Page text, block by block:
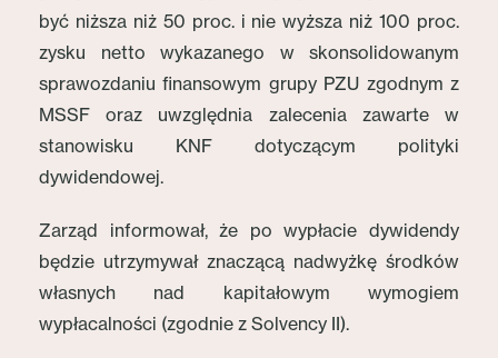
być niższa niż 50 proc. i nie wyższa niż 100 proc.
zysku netto wykazanego w skonsolidowanym
sprawozdaniu finansowym grupy PZU zgodnym z
MSSF oraz uwzględnia zalecenia zawarte w
stanowisku KNF dotyczącym polityki
dywidendowej.
Zarząd informował, że po wypłacie dywidendy
będzie utrzymywał znaczącą nadwyżkę środków
własnych nad kapitałowym wymogiem
wypłacalności (zgodnie z Solvency II).